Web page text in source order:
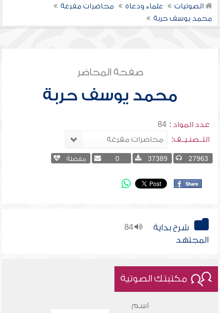
الصوتيات علماء ودعاة
محاضرات مفرغة
محمد يوسف حربة
صفحة المحاضر
محمد يوسف حربة
عدد المواد : 84
التــصنـيــف:
27963
37389
0 مفضلة
84
شرح بداية
المجتهد
مكتبتك الصوتية
اسم